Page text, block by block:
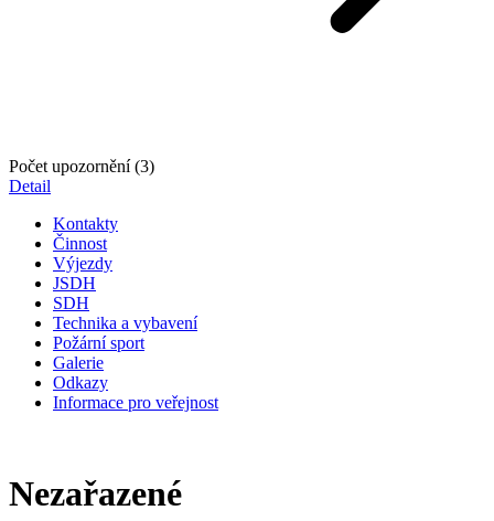
Počet upozornění (3)
Detail
Kontakty
Činnost
Výjezdy
JSDH
SDH
Technika a vybavení
Požární sport
Galerie
Odkazy
Informace pro veřejnost
Nezařazené